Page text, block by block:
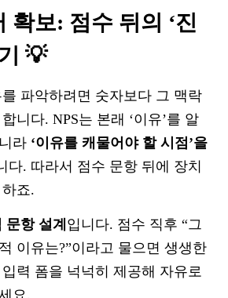
확보: 점수 뒤의 ‘진
💡
파악하려면 숫자보다 그 맥락
니다. NPS는 본래 ‘이유’를 알
라 ‘이유를 캐물어야 할 시점’을
다. 따라서 점수 문항 뒤에 장치
죠.
항 설계 입니다. 점수 직후 “그
이유는?”이라고 물으면 생생한
력 폼을 넉넉히 제공해 자유로
요.